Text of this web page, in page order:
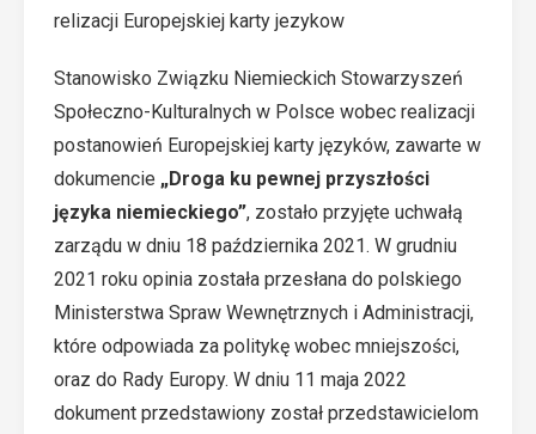
relizacji Europejskiej karty jezykow
Stanowisko Związku Niemieckich Stowarzyszeń
Społeczno-Kulturalnych w Polsce wobec realizacji
postanowień Europejskiej karty języków, zawarte w
dokumencie „Droga ku pewnej przyszłości
języka niemieckiego”, zostało przyjęte uchwałą
zarządu w dniu 18 października 2021. W grudniu
2021 roku opinia została przesłana do polskiego
Ministerstwa Spraw Wewnętrznych i Administracji,
które odpowiada za politykę wobec mniejszości,
oraz do Rady Europy. W dniu 11 maja 2022
dokument przedstawiony został przedstawicielom